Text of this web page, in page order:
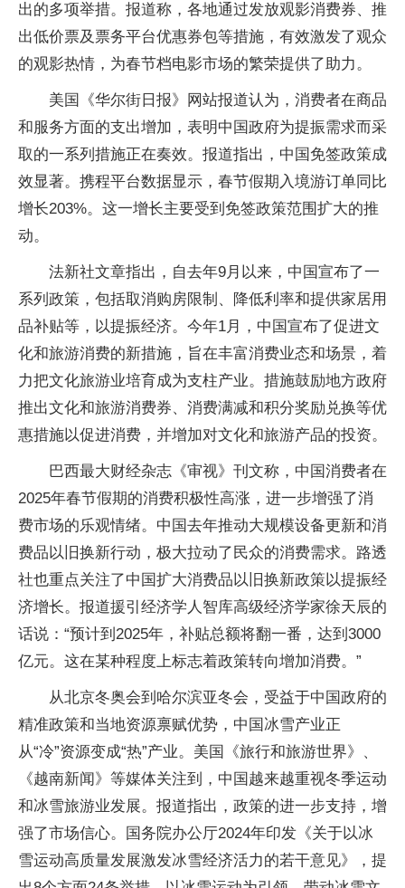
出的多项举措。报道称，各地通过发放观影消费券、推
出低价票及票务平台优惠券包等措施，有效激发了观众
的观影热情，为春节档电影市场的繁荣提供了助力。
美国《华尔街日报》网站报道认为，消费者在商品
和服务方面的支出增加，表明中国政府为提振需求而采
取的一系列措施正在奏效。报道指出，中国免签政策成
效显著。携程平台数据显示，春节假期入境游订单同比
增长203%。这一增长主要受到免签政策范围扩大的推
动。
法新社文章指出，自去年9月以来，中国宣布了一
系列政策，包括取消购房限制、降低利率和提供家居用
品补贴等，以提振经济。今年1月，中国宣布了促进文
化和旅游消费的新措施，旨在丰富消费业态和场景，着
力把文化旅游业培育成为支柱产业。措施鼓励地方政府
推出文化和旅游消费券、消费满减和积分奖励兑换等优
惠措施以促进消费，并增加对文化和旅游产品的投资。
巴西最大财经杂志《审视》刊文称，中国消费者在
2025年春节假期的消费积极性高涨，进一步增强了消
费市场的乐观情绪。中国去年推动大规模设备更新和消
费品以旧换新行动，极大拉动了民众的消费需求。路透
社也重点关注了中国扩大消费品以旧换新政策以提振经
济增长。报道援引经济学人智库高级经济学家徐天辰的
话说：“预计到2025年，补贴总额将翻一番，达到3000
亿元。这在某种程度上标志着政策转向增加消费。”
从北京冬奥会到哈尔滨亚冬会，受益于中国政府的
精准政策和当地资源禀赋优势，中国冰雪产业正
从“冷”资源变成“热”产业。美国《旅行和旅游世界》、
《越南新闻》等媒体关注到，中国越来越重视冬季运动
和冰雪旅游业发展。报道指出，政策的进一步支持，增
强了市场信心。国务院办公厅2024年印发《关于以冰
雪运动高质量发展激发冰雪经济活力的若干意见》，提